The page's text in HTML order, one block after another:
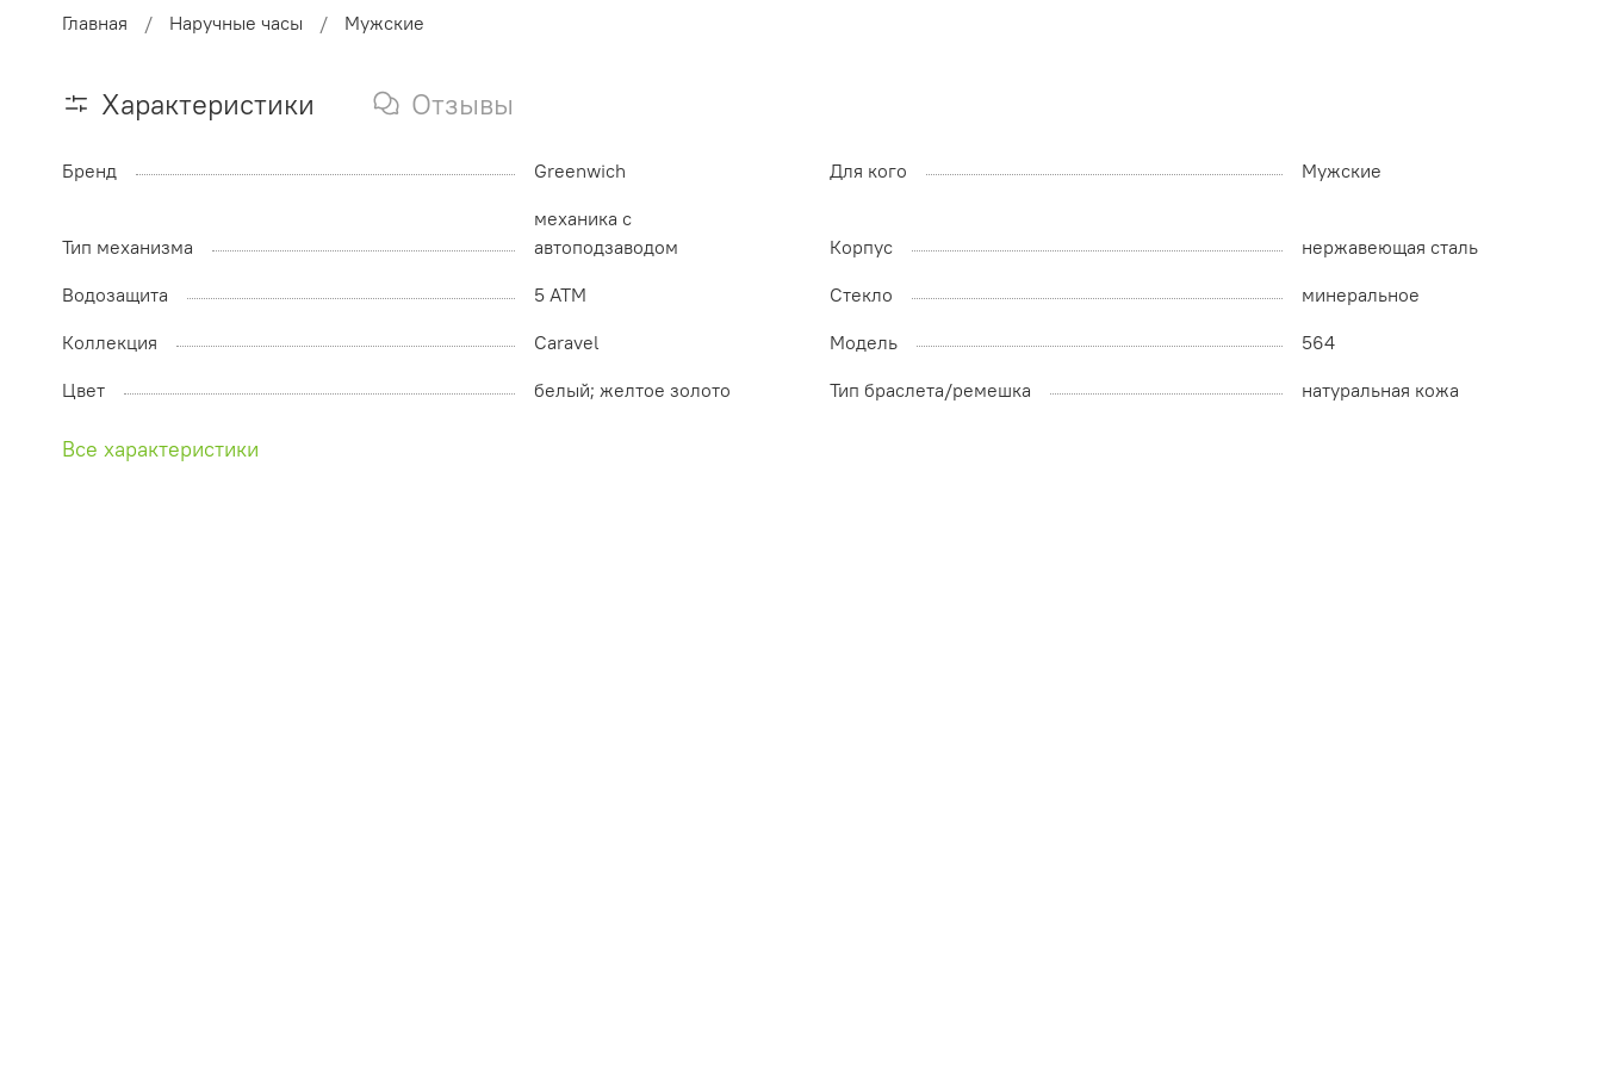
Главная Наручные часы Мужские
Характеристики Отзывы
Бренд Greenwich Для кого Мужские
Тип механизма
механика с
автоподзаводом
Корпус
нержавеющая сталь
Водозащита
5 ATM Стекло
минеральное
Коллекция
Caravel Модель
564
Цвет
белый; желтое золото Тип браслета/ремешка натуральная кожа
Все характеристики